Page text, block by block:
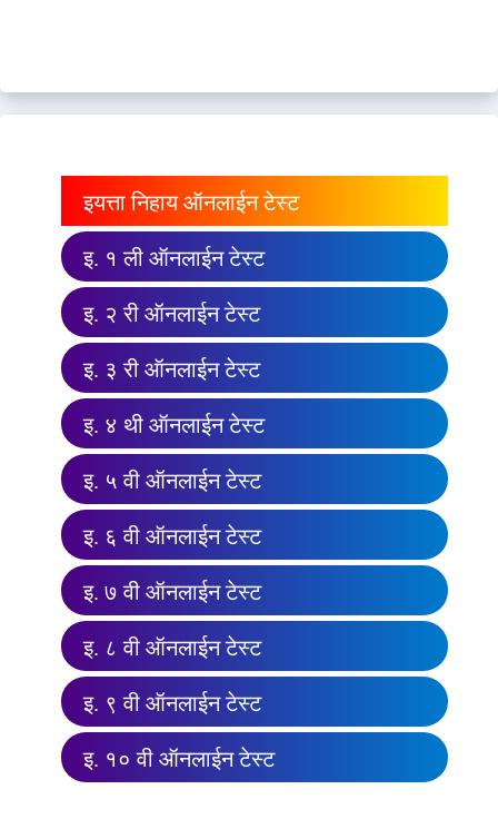
इयत्ता निहाय ऑनलाईन टेस्ट
इ. १ ली ऑनलाईन टेस्ट
इ. २ री ऑनलाईन टेस्ट
इ. ३ री ऑनलाईन टेस्ट
इ. ४ थी ऑनलाईन टेस्ट
इ. ५ वी ऑनलाईन टेस्ट
इ. ६ वी ऑनलाईन टेस्ट
इ. ७ वी ऑनलाईन टेस्ट
इ. ८ वी ऑनलाईन टेस्ट
इ. ९ वी ऑनलाईन टेस्ट
इ. १० वी ऑनलाईन टेस्ट